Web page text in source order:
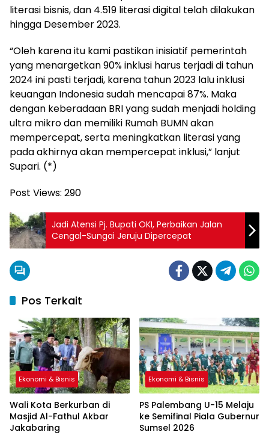
literasi bisnis, dan 4.519 literasi digital telah dilakukan
hingga Desember 2023.
“Oleh karena itu kami pastikan inisiatif pemerintah
yang menargetkan 90% inklusi harus terjadi di tahun
2024 ini pasti terjadi, karena tahun 2023 lalu inklusi
keuangan Indonesia sudah mencapai 87%. Maka
dengan keberadaan BRI yang sudah menjadi holding
ultra mikro dan memiliki Rumah BUMN akan
mempercepat, serta meningkatkan literasi yang
pada akhirnya akan mempercepat inklusi,” lanjut
Supari. (*)
Post Views: 290
Jadi Atensi Pj. Bupati OKI, Perbaikan Jalan
Cengal-Sungai Jeruju Dipercepat
Pos Terkait
Ekonomi & Bisnis
Wali Kota Berkurban di
Masjid Al-Fathul Akbar
Jakabaring
Ekonomi & Bisnis
PS Palembang U-15 Melaju
ke Semifinal Piala Gubernur
Sumsel 2026